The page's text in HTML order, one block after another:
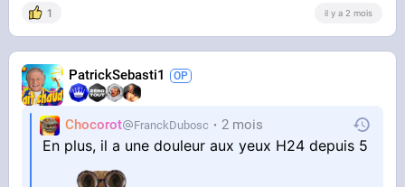
1 il y a 2 mois
PatrickSebasti1
Chocorot FranckDubosc 2 mois
En plus, il a une douleur aux yeux H24 depuis 5